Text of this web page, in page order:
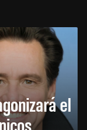
el